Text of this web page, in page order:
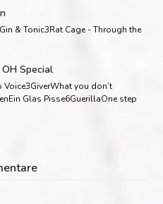
& Tonic3Rat Cage - Through the
Special
you don’t
Glas Pisse6GuerillaOne step